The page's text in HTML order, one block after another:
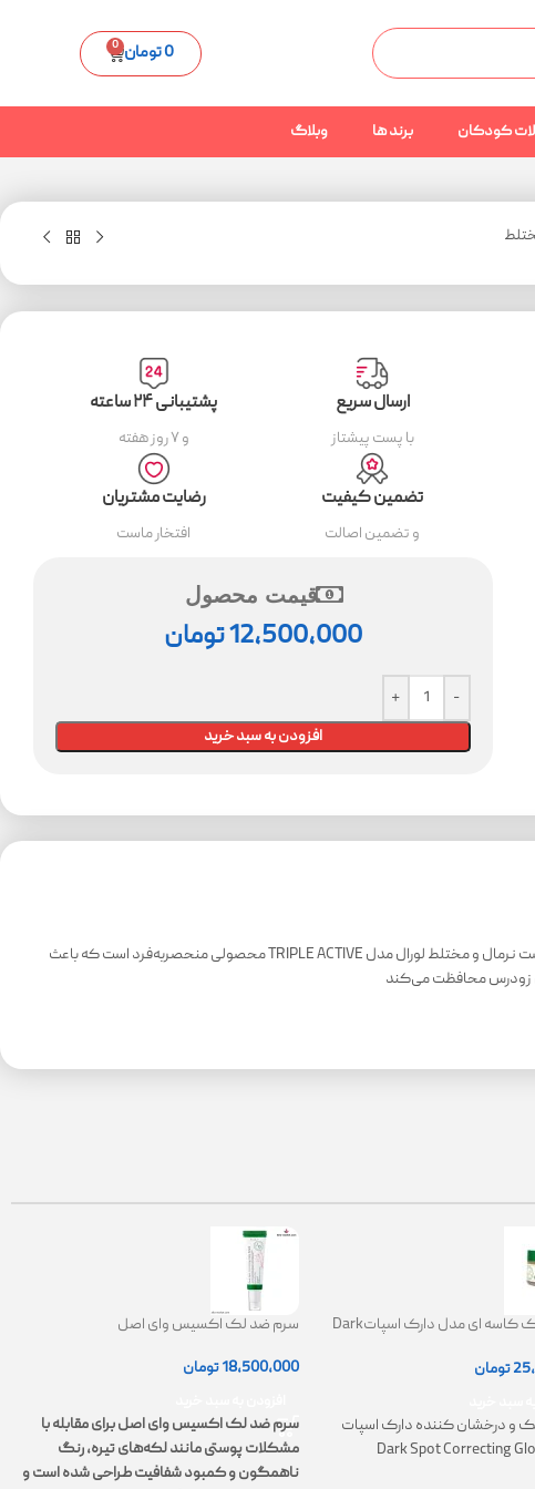
0تومان 0
کودکان برند ها وبلاگ
ارسال سریع
با پست پیشتاز
پشتیبانی ۲۴ ساعته
و ۷ روز هفته
تضمین کیفیت
و تضمین اصالت
رضایت مشتریان
افتخار ماست
قیمت محصول
12,500,000تومان
افزودن به سبد خرید
شرکت فرانسوی لورال کرمی سه منظوره برای پوست‌های معمولی و مختلط طراحی کرده است که پوست را برای مدت طولانی آبرسانی می‌کند. کرم روز آبرسان پوست نرمال و مختلط لورال مدل TRIPLE ACTIVE محصولی منحصربه‌فرد است که باعث
زودرس محافظت می‌کند
کرم ضدلک کاسه ای مدل دارک اسپاتDark
تومان
و درخشان کننده دارک اسپات
Dark Spot Correcting
سرم ضد لک اکسیس وای اصل
18,500,000تومان
سرم ضد لک اکسیس وای اصل برای مقابله با
مشکلات پوستی مانند لکه‌های تیره، رنگ
ناهمگون و کمبود شفافیت طراحی شده است و